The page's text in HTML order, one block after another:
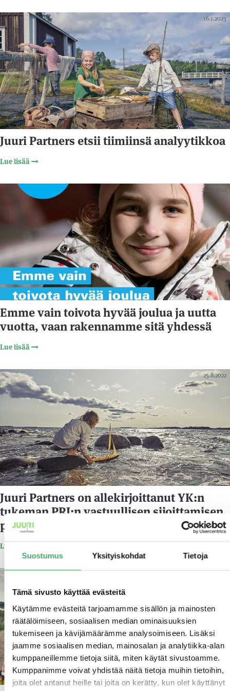
Suostumus Yksityiskohdat Tietoja
Tämä sivusto käyttää evästeitä
Käytämme evästeitä tarjoamamme sisällön ja mainosten
räätälöimiseen, sosiaalisen median ominaisuuksien
tukemiseen ja kävijämäärämme analysoimiseen. Lisäksi
jaamme sosiaalisen median, mainosalan ja analytiikka-alan
kumppaneillemme tietoja siitä, miten käytät sivustoamme.
Kumppanimme voivat yhdistää näitä tietoja muihin tietoihin,
joita olet antanut heille tai joita on kerätty, kun olet käyttänyt
16.1.2023
Juuri Partners etsii tiimiinsä analyytikkoa
Lue lisää
21.12.2022
Emme vain toivota hyvää joulua ja uutta
vuotta, vaan rakennamme sitä yhdessä
Lue lisää
25.8.2022
Juuri Partners on allekirjoittanut YK:n
tukeman PRI:n vastuullisen sijoittamisen
periaatteet
Lue lisää